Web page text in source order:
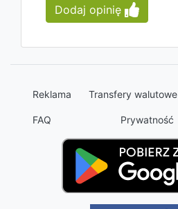
Dodaj opinię
Reklama Transfery walutowe
FAQ Prywatność